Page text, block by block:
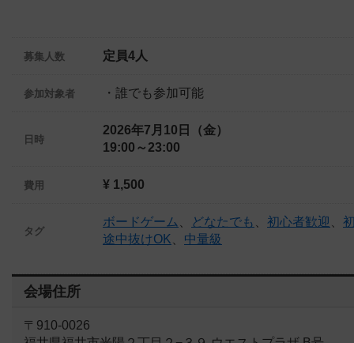
募集人数 定員4人
参加対象者 ・誰でも参加可能
日時
2026年7月10日（金）
19:00～23:00
費用 ¥ 1,500
タグ
ボードゲーム どなたでも 初心者歓迎
途中抜けOK
中量級
会場住所
〒910-0026